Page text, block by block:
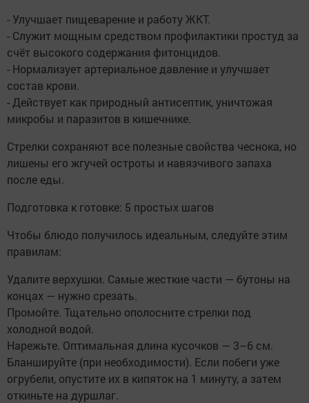
- Улучшает пищеварение и работу ЖКТ.
- Служит мощным средством профилактики простуд за
счёт высокого содержания фитонцидов.
- Нормализует артериальное давление и улучшает
состав крови.
- Действует как природный антисептик, уничтожая
микробы и паразитов в кишечнике.
Стрелки сохраняют все полезные свойства чеснока, но
лишены его жгучей остроты и навязчивого запаха
после еды.
Подготовка к готовке: 5 простых шагов
Чтобы блюдо получилось идеальным, следуйте этим
правилам:
Удалите верхушки. Самые жесткие части — бутоны на
концах — нужно срезать.
Промойте. Тщательно ополосните стрелки под
холодной водой.
Нарежьте. Оптимальная длина кусочков — 3–6 см.
Бланшируйте (при необходимости). Если побеги уже
огрубели, опустите их в кипяток на 1 минуту, а затем
откиньте на дуршлаг.